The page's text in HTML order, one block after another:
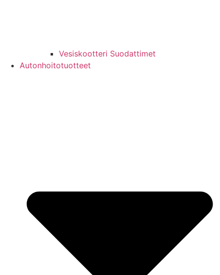
Vesiskootteri Suodattimet
Autonhoitotuotteet